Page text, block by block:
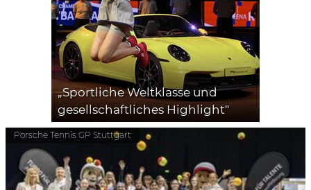
„Sportliche Weltklasse und
gesellschaftliches Highlight"
Porsche Tennis GP Stuttgart